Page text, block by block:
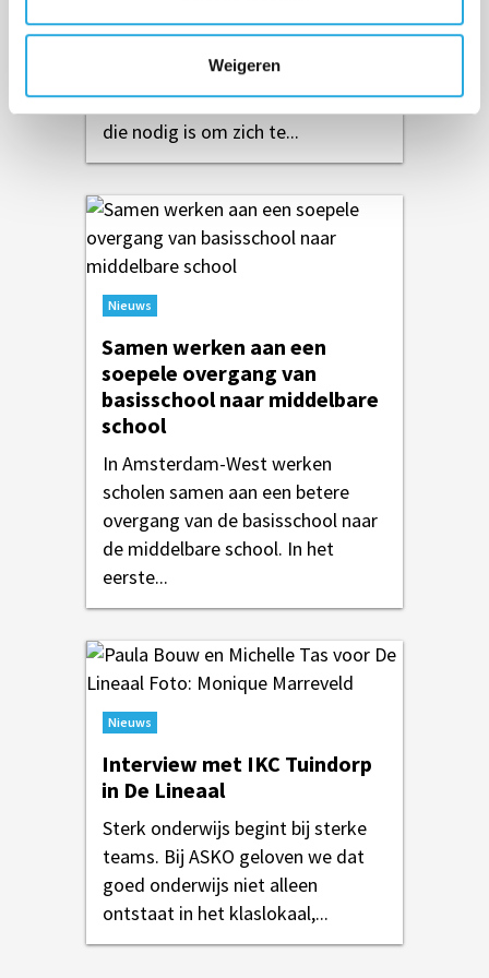
Weigeren
Koggeschip
kind zich gezien voelt, mee kan
doen en de ondersteuning krijgt
die nodig is om zich te...
Nieuws
Samen werken aan een
soepele overgang van
basisschool naar middelbare
school
In Amsterdam-West werken
scholen samen aan een betere
overgang van de basisschool naar
de middelbare school. In het
eerste...
Nieuws
Interview met IKC Tuindorp
in De Lineaal
Sterk onderwijs begint bij sterke
teams. Bij ASKO geloven we dat
goed onderwijs niet alleen
ontstaat in het klaslokaal,...